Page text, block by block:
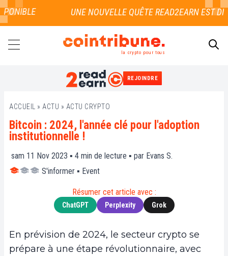
la crypto pour tous
REJOINDRE
ACCUEIL » ACTU » ACTU CRYPTO
Bitcoin : 2024, l'année clé pour l'adoption
institutionnelle !
sam 11 Nov 2023 ▪ 4 min de lecture ▪ par Evans S.
S'informer ▪ Event
Résumer cet article avec :
ChatGPT Perplexity Grok
En prévision de 2024, le secteur crypto se
prépare à une étape révolutionnaire, avec